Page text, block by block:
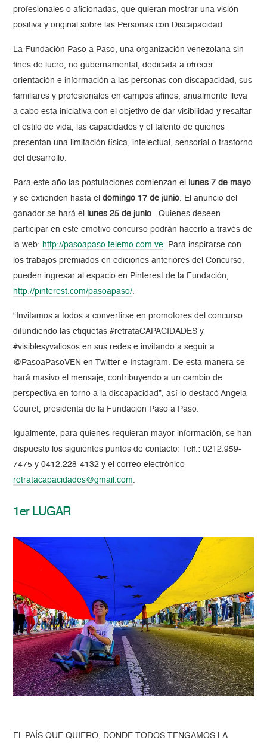
profesionales o aficionadas, que quieran mostrar una visión
positiva y original sobre las Personas con Discapacidad.
La Fundación Paso a Paso, una organización venezolana sin
fines de lucro, no gubernamental, dedicada a ofrecer
orientación e información a las personas con discapacidad, sus
familiares y profesionales en campos afines, anualmente lleva
a cabo esta iniciativa con el objetivo de dar visibilidad y resaltar
el estilo de vida, las capacidades y el talento de quienes
presentan una limitación física, intelectual, sensorial o trastorno
del desarrollo.
Para este año las postulaciones comienzan el
lunes 7 de mayo
y se extienden hasta eldomingo 17 de junio. El anuncio del
ganador se hará el
lunes 25 de junio. Quienes deseen
participar en este emotivo concurso podrán hacerlo a través de
la web: http://pasoapaso.telemo.com.ve. Para inspirarse con
los trabajos premiados en ediciones anteriores del Concurso,
pueden ingresar al espacio en Pinterest de la Fundación,
http://pinterest.com/pasoapaso/.
“Invitamos a todos a convertirse en promotores del concurso
difundiendo las etiquetas #retrataCAPACIDADES y
#visiblesyvaliosos en sus redes e invitando a seguir a
@PasoaPasoVEN en Twitter e Instagram. De esta manera se
hará masivo el mensaje, contribuyendo a un cambio de
perspectiva en torno a la discapacidad”, así lo destacó Angela
Couret, presidenta de la Fundación Paso a Paso.
Igualmente, para quienes requieran mayor información, se han
dispuesto los siguientes puntos de contacto: Telf.: 0212.959-
7475 y 0412.228-4132 y el correo electrónico
retratacapacidades@gmail.com.
1er LUGAR
EL PAÍS QUE QUIERO, DONDE TODOS TENGAMOS LA